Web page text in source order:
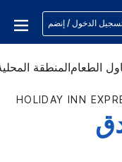
الدخول / إنضم
الطعامالمنطقة
HOLIDAY INN